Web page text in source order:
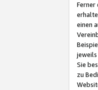
Ferner
einen
Sie
zu